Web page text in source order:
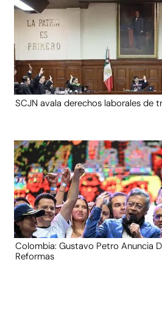
SCJN avala derechos laborales de
Colombia: Gustavo Petro Anuncia
Reformas